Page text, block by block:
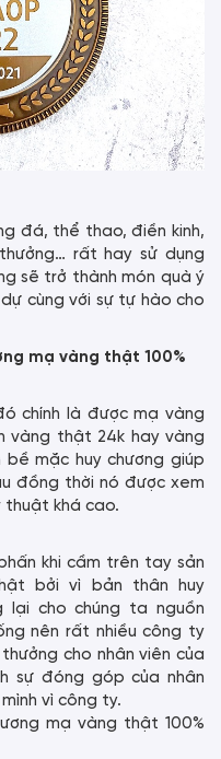
đá, thể thao, điền kinh,
rất hay sử dụng
sẽ trở thành món quà ý
cùng với sự tự hào cho
mạ vàng thật 100%
chính là được mạ vàng
vàng thật 24k hay vàng
mặc huy chương giúp
đồng thời nó được xem
thuật khá cao.
khi cầm trên tay sản
bởi vì bản thân huy
lại cho chúng ta nguồn
nên rất nhiều công ty
cho nhân viên của
sự đóng góp của nhân
vì công ty.
mạ vàng thật 100%